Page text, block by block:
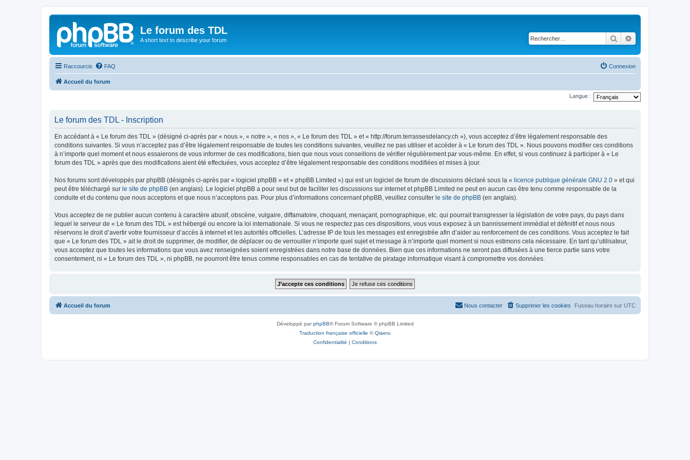
Le forum des TDL
A short text to describe your forum Rechercher
Raccourcis FAQ Connexion
Accueil du forum
Langue :
Le forum des TDL - Inscription
En accédant à « Le forum des TDL » (désigné ci-après par « nous », « notre », « nos », « Le forum des TDL » et « http://forum.terrassesdelancy.ch »), vous acceptez d’être légalement responsable des
conditions suivantes. Si vous n’acceptez pas d’être légalement responsable de toutes les conditions suivantes, veuillez ne pas utiliser et accéder à « Le forum des TDL ». Nous pouvons modifier ces conditions
à n’importe quel moment et nous essaierons de vous informer de ces modifications, bien que nous vous conseillons de vérifier régulièrement par vous-même. En effet, si vous continuez à participer à « Le
forum des TDL » après que des modifications aient été effectuées, vous acceptez d’être légalement responsable des conditions modifiées et mises à jour.
Nos forums sont développés par phpBB (désignés ci-après par « logiciel phpBB » et « phpBB Limited ») qui est un logiciel de forum de discussions déclaré sous la « licence publique générale GNU 2.0 » et qui
peut être téléchargé sur le site de phpBB (en anglais). Le logiciel phpBB a pour seul but de faciliter les discussions sur internet et phpBB Limited ne peut en aucun cas être tenu comme responsable de la
conduite et du contenu que nous acceptons et que nous n’acceptons pas. Pour plus d’informations concernant phpBB, veuillez consulter le site de phpBB (en anglais).
Vous acceptez de ne publier aucun contenu à caractère abusif, obscène, vulgaire, diffamatoire, choquant, menaçant, pornographique, etc. qui pourrait transgresser la législation de votre pays, du pays dans
lequel le serveur de « Le forum des TDL » est hébergé ou encore la loi internationale. Si vous ne respectez pas ces dispositions, vous vous exposez à un bannissement immédiat et définitif et nous nous
réservons le droit d’avertir votre fournisseur d’accès à internet et les autorités officielles. L’adresse IP de tous les messages est enregistrée afin d’aider au renforcement de ces conditions. Vous acceptez le fait
que « Le forum des TDL » ait le droit de supprimer, de modifier, de déplacer ou de verrouiller n’importe quel sujet et message à n’importe quel moment si nous estimons cela nécessaire. En tant qu’utilisateur,
vous acceptez que toutes les informations que vous avez renseignées soient enregistrées dans notre base de données. Bien que ces informations ne seront pas diffusées à une tierce partie sans votre
consentement, ni « Le forum des TDL », ni phpBB, ne pourront être tenus comme responsables en cas de tentative de piratage informatique visant à compromettre vos données.
Accueil du forum Fuseau horaire sur UTC
Supprimer les cookies
Nous contacter
Développé parphpBB® Forum Software © phpBB Limited
Traduction française officielle ©Qiaeru
Confidentialité | Conditions